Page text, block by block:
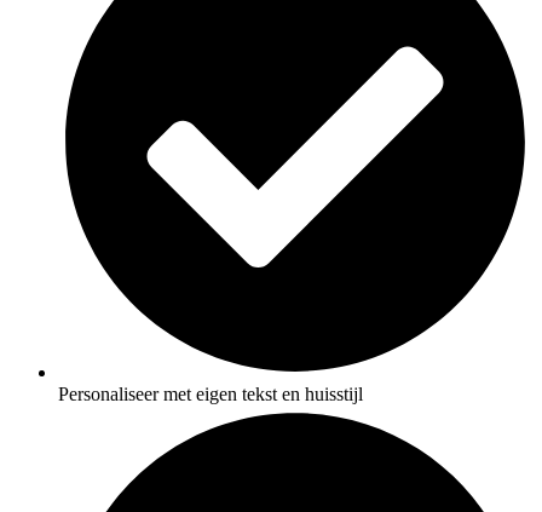
Personaliseer met eigen tekst en huisstijl